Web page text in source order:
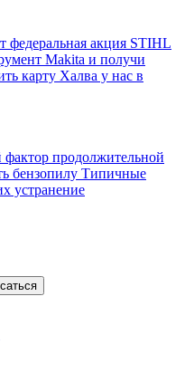
федеральная акция STIHL
Makita и получи
карту Халва у нас в
продолжительной
бензопилу Типичные
устранение